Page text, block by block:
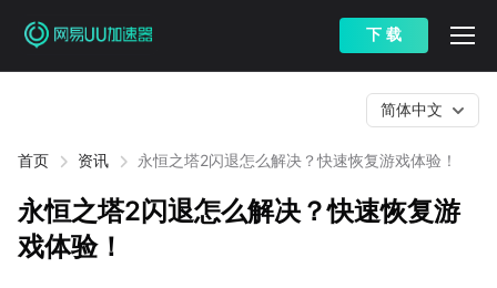
下 载
首页 资讯 永恒之塔2闪退怎么解决？快速恢复游戏体验！
简体中文
永恒之塔2闪退怎么解决？快速恢复游
戏体验！